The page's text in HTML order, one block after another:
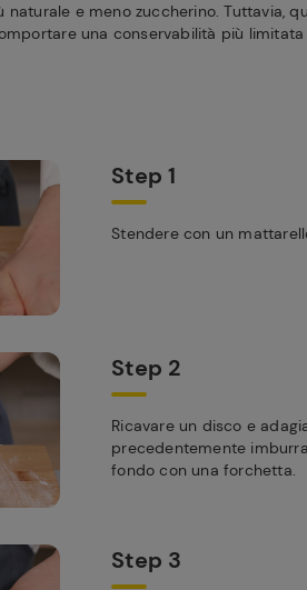
e meno zuccherino. Tuttavia,
una conservabilità più
Step 1
Stendere con un
Step 2
Ricavare un disco e
precedentemente
fondo con una forchetta.
Step 3